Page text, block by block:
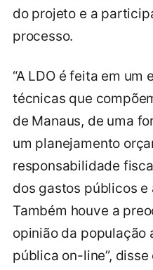
do projeto e a
processo.
“A LDO é feita em um
técnicas que
de Manaus, de uma
um planejamento
responsabilidade
dos gastos públicos e
Também houve a
opinião da população
pública on-line”, disse